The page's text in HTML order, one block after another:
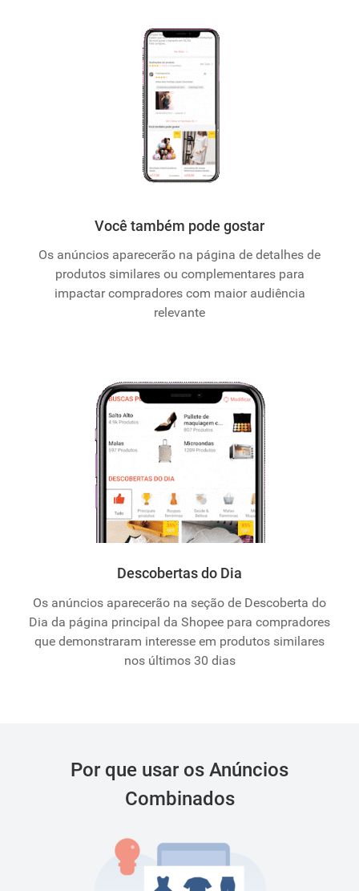
Você também pode gostar
Os anúncios aparecerão na página de detalhes de
produtos similares ou complementares para
impactar compradores com maior audiência
relevante
Descobertas do Dia
Os anúncios aparecerão na seção de Descoberta do
Dia da página principal da Shopee para compradores
que demonstraram interesse em produtos similares
nos últimos 30 dias
Por que usar os Anúncios
Combinados